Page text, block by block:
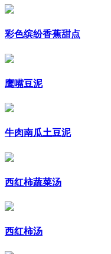
彩色缤纷香蕉甜点
鹰嘴豆泥
牛肉南瓜土豆泥
西红柿蔬菜汤
西红柿汤